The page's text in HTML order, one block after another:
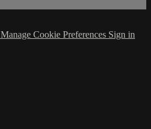
Manage Cookie Preferences Sign in